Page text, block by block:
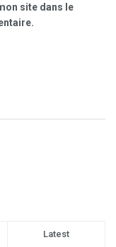
site dans le
Latest